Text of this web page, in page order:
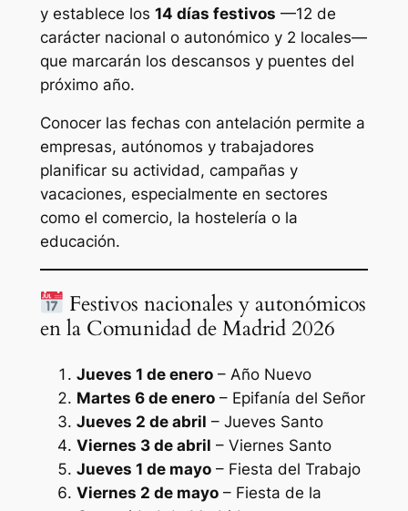
y establece los 14 días festivos —12 de
carácter nacional o autonómico y 2 locales—
que marcarán los descansos y puentes del
próximo año.
Conocer las fechas con antelación permite a
empresas, autónomos y trabajadores
planificar su actividad, campañas y
vacaciones, especialmente en sectores
como el comercio, la hostelería o la
educación.
Festivos nacionales y autonómicos
en la Comunidad de Madrid 2026
Jueves 1 de enero– Año Nuevo
Martes 6 de enero– Epifanía del Señor
Jueves 2 de abril – Jueves Santo
Viernes 3 de abril – Viernes Santo
Jueves 1 de mayo– Fiesta del Trabajo
Viernes 2 de mayo– Fiesta de la